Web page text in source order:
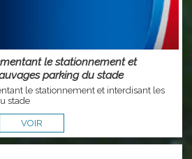
le stationnement et
parking du stade
le stationnement et interdisant les
stade
VOIR